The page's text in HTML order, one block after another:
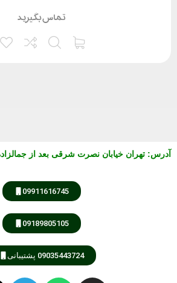
تماس بگیرید
آدرس: تهران خیابان نصرت شرقی بعد از جمالزاده پلاک
09911616745
09189805105
09035443724 پشتیبانی